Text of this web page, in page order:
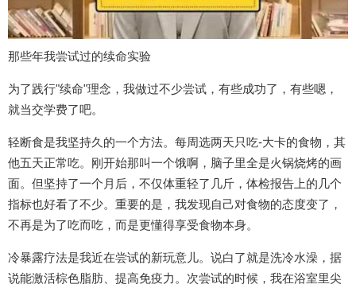
那些年我尝试过的续命实验
为了践行"续命"理念，我做过不少尝试，有些成功了，有些嗯，
就当交学费了吧。
轻断食是我坚持久的一个方法。每周选两天只吃-大卡的食物，其
他五天正常吃。刚开始那叫一个饿啊，脑子里全是火锅烧烤的画
面。但坚持了一个月后，不仅体重轻了几斤，体检报告上的几个
指标也好看了不少。重要的是，我发现自己对食物的态度变了，
不再是为了吃而吃，而是更懂得享受食物本身。
冷暴露疗法是我近在尝试的新玩意儿。说白了就是洗冷水澡，据
说能激活棕色脂肪、提高免疫力。次尝试的时候，我在浴室里尖